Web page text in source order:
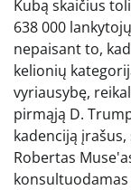
Kubą skaičius
638 000
nepaisant to,
kelionių
vyriausybę,
pirmąją D.
kadenciją
Robertas
konsultuodamas